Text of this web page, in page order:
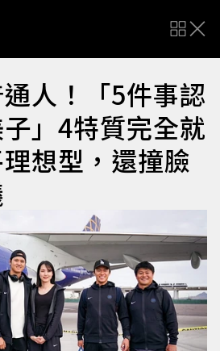
人！「5件事認
」4特質完全就
想型，還撞臉